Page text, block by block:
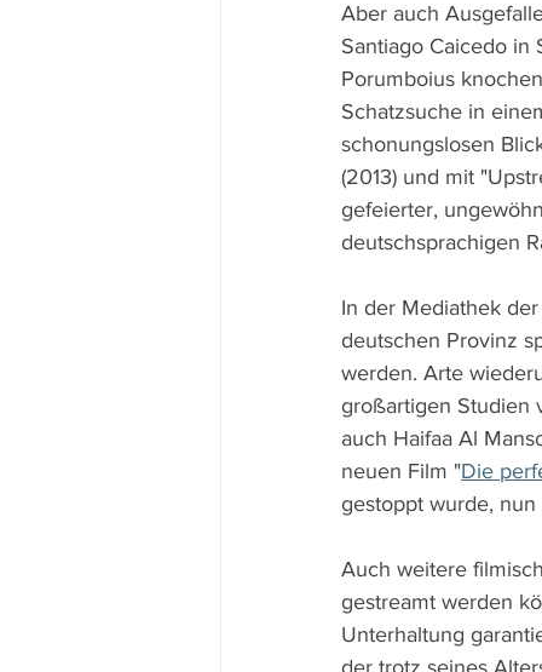
Aber auch
Santiago Caicedo
Porumboius
Schatzsuche in
schonungslosen
(2013) und mit
gefeierter,
deutschsprachigen
In der Mediathek
deutschen Provinz
werden. Arte
großartigen Studien
auch Haifaa Al
neuen Film "Die
gestoppt wurde,
Auch weitere
gestreamt werden
Unterhaltung
der trotz seines